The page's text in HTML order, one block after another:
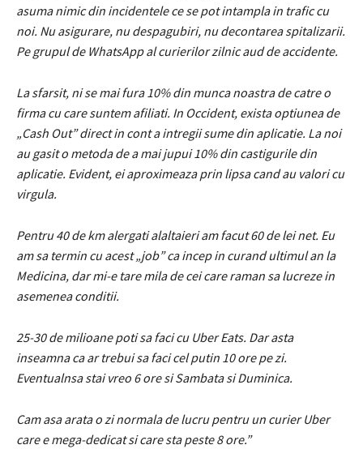
asuma nimic din incidentele ce se pot intampla in trafic cu
noi. Nu asigurare, nu despagubiri, nu decontarea spitalizarii.
Pe grupul de WhatsApp al curierilor zilnic aud de accidente.
La sfarsit, ni se mai fura 10% din munca noastra de catre o
firma cu care suntem afiliati. In Occident, exista optiunea de
„Cash Out” direct in cont a intregii sume din aplicatie. La noi
au gasit o metoda de a mai jupui 10% din castigurile din
aplicatie. Evident, ei aproximeaza prin lipsa cand au valori cu
virgula.
Pentru 40 de km alergati alaltaieri am facut 60 de lei net. Eu
am sa termin cu acest „job” ca incep in curand ultimul an la
Medicina, dar mi-e tare mila de cei care raman sa lucreze in
asemenea conditii.
25-30 de milioane poti sa faci cu Uber Eats. Dar asta
inseamna ca ar trebui sa faci cel putin 10 ore pe zi.
Eventualnsa stai vreo 6 ore si Sambata si Duminica.
Cam asa arata o zi normala de lucru pentru un curier Uber
care e mega-dedicat si care sta peste 8 ore.”